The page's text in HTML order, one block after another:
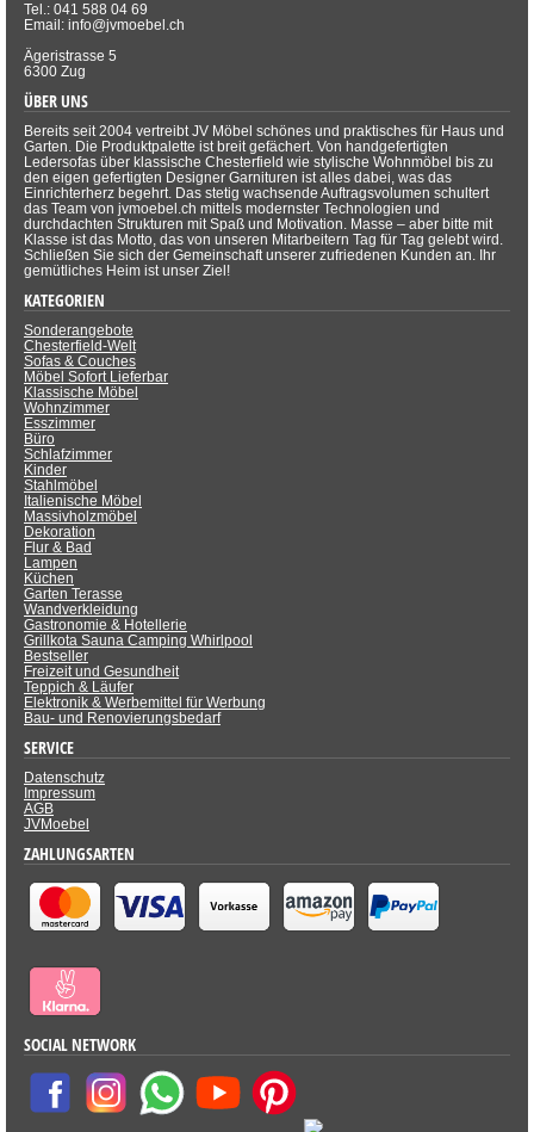
Tel.: 041 588 04 69
Email: info@jvmoebel.ch
Ägeristrasse 5
6300 Zug
ÜBER UNS
Bereits seit 2004 vertreibt JV Möbel schönes und praktisches für Haus und
Garten. Die Produktpalette ist breit gefächert. Von handgefertigten
Ledersofas über klassische Chesterfield wie stylische Wohnmöbel bis zu
den eigen gefertigten Designer Garnituren ist alles dabei, was das
Einrichterherz begehrt. Das stetig wachsende Auftragsvolumen schultert
das Team von jvmoebel.ch mittels modernster Technologien und
durchdachten Strukturen mit Spaß und Motivation. Masse – aber bitte mit
Klasse ist das Motto, das von unseren Mitarbeitern Tag für Tag gelebt wird.
Schließen Sie sich der Gemeinschaft unserer zufriedenen Kunden an. Ihr
gemütliches Heim ist unser Ziel!
KATEGORIEN
Sonderangebote
Chesterfield-Welt
Sofas & Couches
Möbel Sofort Lieferbar
Klassische Möbel
Wohnzimmer
Esszimmer
Büro
Schlafzimmer
Kinder
Stahlmöbel
Italienische Möbel
Massivholzmöbel
Dekoration
Flur & Bad
Lampen
Küchen
Garten Terasse
Wandverkleidung
Gastronomie & Hotellerie
Grillkota Sauna Camping Whirlpool
Bestseller
Freizeit und Gesundheit
Teppich & Läufer
Elektronik & Werbemittel für Werbung
Bau- und Renovierungsbedarf
SERVICE
Datenschutz
Impressum
AGB
JVMoebel
ZAHLUNGSARTEN
SOCIAL NETWORK